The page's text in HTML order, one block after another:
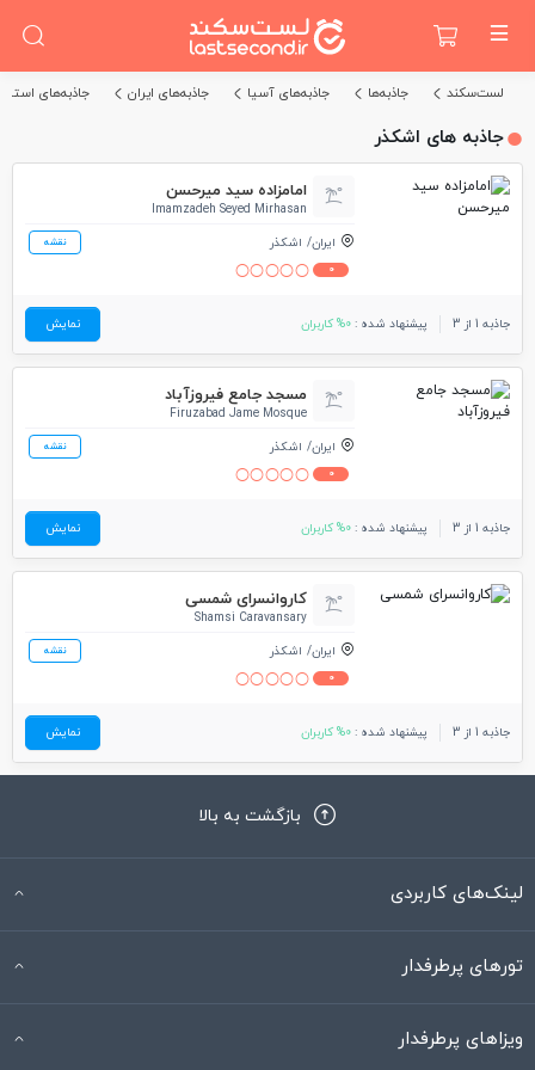
لست‌سکند جاذبه‌ها جاذبه‌های آسیا جاذبه‌های ایران جاذبه‌های استان
جاذبه های اشکذر
امامزاده سید میرحسن
Imamzadeh Seyed Mirhasan
ایران اشکذر نقشه
0
جاذبه 1 از 3 پیشنهاد شده : 0% کاربران نمایش
مسجد جامع فیروزآباد
Firuzabad Jame Mosque
ایران اشکذر نقشه
0
جاذبه 1 از 3 پیشنهاد شده : 0% کاربران نمایش
کاروانسرای شمسی
Shamsi Caravansary
ایران اشکذر نقشه
0
جاذبه 1 از 3 پیشنهاد شده : 0% کاربران نمایش
بازگشت به بالا
لینک‌های کاربردی
تورهای پرطرفدار
ویزاهای پرطرفدار